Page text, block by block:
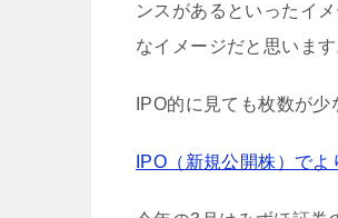
ンスがあるといったイ
なイメージだと思います
IPO的に見ても枚数が
IPO（新規公開株）で